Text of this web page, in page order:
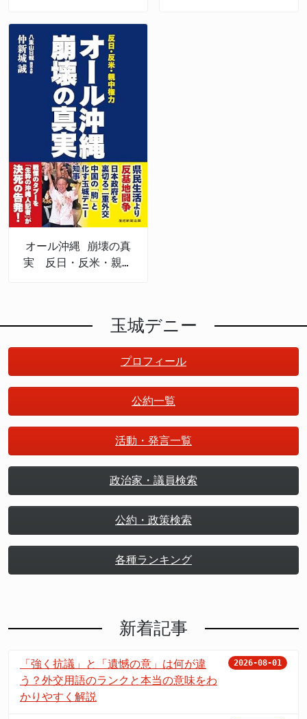
オール沖縄 崩壊の真
実 反日・反米・親中
玉城デニー
プロフィール
公約一覧
活動・発言一覧
政治家・議員検索
公約・政策検索
各種ランキング
新着記事
「強く抗議」と「遺憾の意」は何が違
う？外交用語のランクと本当の意味をわ
かりやすく解説
2026-08-01